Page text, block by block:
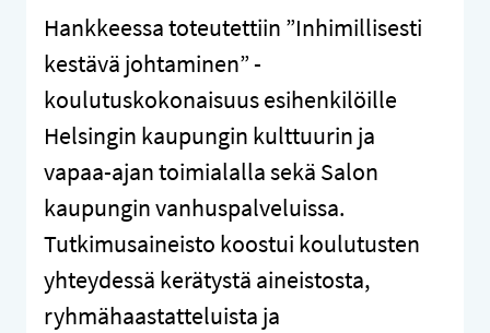
Hankkeessa toteutettiin ”Inhimillisesti
kestävä johtaminen” -
koulutuskokonaisuus esihenkilöille
Helsingin kaupungin kulttuurin ja
vapaa-ajan toimialalla sekä Salon
kaupungin vanhuspalveluissa.
Tutkimusaineisto koostui koulutusten
yhteydessä kerätystä aineistosta,
ryhmähaastatteluista ja